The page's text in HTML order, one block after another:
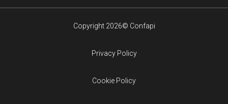
Copyright 2026© Confapi
Privacy Policy
Cookie Policy